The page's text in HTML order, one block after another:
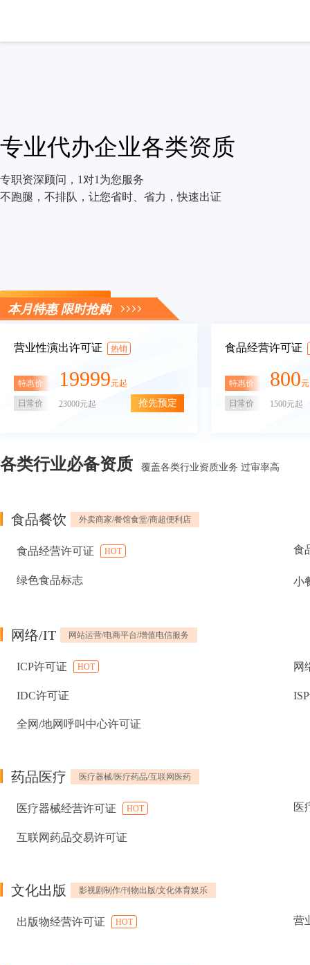
专业代办企业各类资质
专职资深顾问，1对1为您服务
不跑腿，不排队，让您省时、省力，快速出证
立即咨询
本月特惠 限时抢购
营业性演出许可证 热销
特惠价 19999元起
日常价 23000元起 抢先预定
食品经营许可证
特惠价 800
日常价 1500元起
各类行业必备资质 覆盖各类行业资质业务 过审率高
食品餐饮 外卖商家/餐馆食堂/商超便利店
食品经营许可证 HOT 食
绿色食品标志 小
网络/IT 网站运营/电商平台/增值电信服务
ICP许可证 HOT 网
IDC许可证
全网/地网呼叫中心许可证
药品医疗 医疗器械/医疗药品/互联网医药
医疗器械经营许可证 HOT 医
互联网药品交易许可证
文化出版 影视剧制作/刊物出版/文化体育娱乐
出版物经营许可证 HOT 营